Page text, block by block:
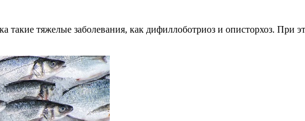
такие тяжелые заболевания, как дифиллоботриоз и описторхоз.